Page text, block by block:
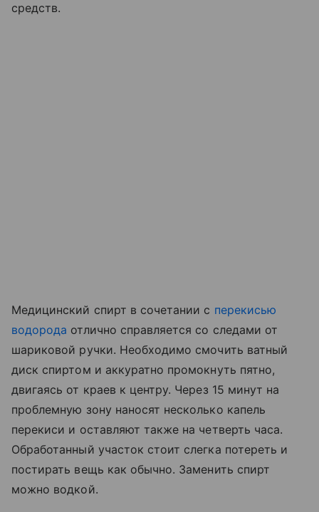
средств.
Медицинский спирт в сочетании с перекисью
водорода отлично справляется со следами от
шариковой ручки. Необходимо смочить ватный
диск спиртом и аккуратно промокнуть пятно,
двигаясь от краев к центру. Через 15 минут на
проблемную зону наносят несколько капель
перекиси и оставляют также на четверть часа.
Обработанный участок стоит слегка потереть и
постирать вещь как обычно. Заменить спирт
можно водкой.